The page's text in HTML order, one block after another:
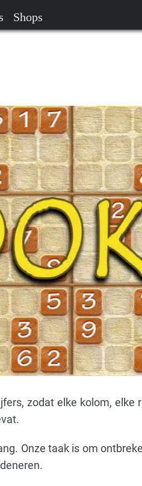
Shops
zodat elke kolom, elke
Onze taak is om